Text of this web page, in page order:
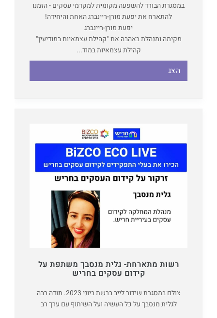
במסגרת הבורד להשפעה מקומית למקדמי עסקים - הזמנו
להתארח את יפעת מורן-ריינברג האחת והיחידה!
יפעת מורן-ריינברג
מקימה ומנהלת באהבה את "קהילת עצמאיות במודיעין"
קהילת עצמאיות במוד...
הצג
רשות מתארחת- גלית מנסבך משתפת על
קידום עסקים בחריש
צולם במסגרת שידור לייב ברשת ביוני 2023. תודה רבה
לגלית מנסבך על כל העשיה ועל השיתוף עם ערך רב